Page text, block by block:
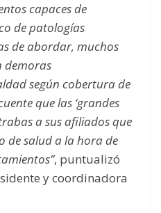
capaces de
de patologías
de abordar, muchos
demoras
según cobertura de
que las ‘grandes
a sus afiliados que
de salud a la hora de
, puntualizó
y coordinadora